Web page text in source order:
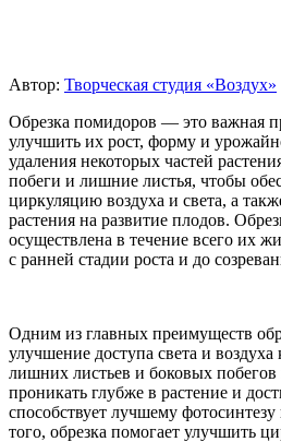
Автор: Творческая студия «Воздух»
Обрезка помидоров — это важная
улучшить их рост, форму и
удаления некоторых частей
побеги и лишние листья, чтобы
циркуляцию воздуха и света, а
растения на развитие плодов.
осуществлена в течение всего их
с ранней стадии роста и до
Одним из главных преимуществ
улучшение доступа света и
лишних листьев и боковых побегов
проникать глубже в растение и
способствует лучшему
того, обрезка помогает улучшить